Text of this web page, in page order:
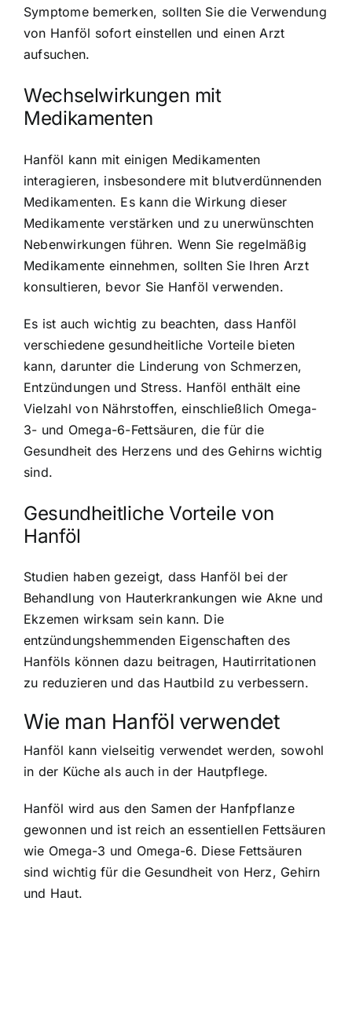
Symptome bemerken, sollten Sie die Verwendung
von Hanföl sofort einstellen und einen Arzt
aufsuchen.
Wechselwirkungen mit
Medikamenten
Hanföl kann mit einigen Medikamenten
interagieren, insbesondere mit blutverdünnenden
Medikamenten. Es kann die Wirkung dieser
Medikamente verstärken und zu unerwünschten
Nebenwirkungen führen. Wenn Sie regelmäßig
Medikamente einnehmen, sollten Sie Ihren Arzt
konsultieren, bevor Sie Hanföl verwenden.
Es ist auch wichtig zu beachten, dass Hanföl
verschiedene gesundheitliche Vorteile bieten
kann, darunter die Linderung von Schmerzen,
Entzündungen und Stress. Hanföl enthält eine
Vielzahl von Nährstoffen, einschließlich Omega-
3- und Omega-6-Fettsäuren, die für die
Gesundheit des Herzens und des Gehirns wichtig
sind.
Gesundheitliche Vorteile von
Hanföl
Studien haben gezeigt, dass Hanföl bei der
Behandlung von Hauterkrankungen wie Akne und
Ekzemen wirksam sein kann. Die
entzündungshemmenden Eigenschaften des
Hanföls können dazu beitragen, Hautirritationen
zu reduzieren und das Hautbild zu verbessern.
Wie man Hanföl verwendet
Hanföl kann vielseitig verwendet werden, sowohl
in der Küche als auch in der Hautpflege.
Hanföl wird aus den Samen der Hanfpflanze
gewonnen und ist reich an essentiellen Fettsäuren
wie Omega-3 und Omega-6. Diese Fettsäuren
sind wichtig für die Gesundheit von Herz, Gehirn
und Haut.